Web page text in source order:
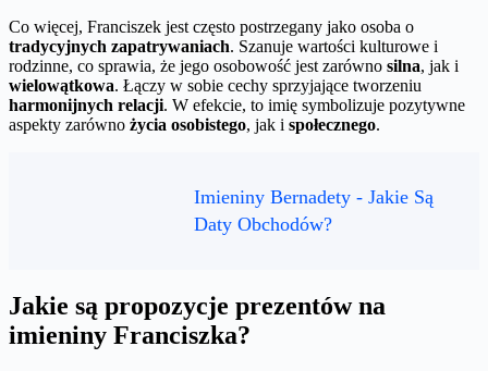
Co więcej, Franciszek jest często postrzegany jako osoba o
tradycyjnych zapatrywaniach. Szanuje wartości kulturowe i
rodzinne, co sprawia, że jego osobowość jest zarówno silna, jak i
wielowątkowa. Łączy w sobie cechy sprzyjające tworzeniu
harmonijnych relacji. W efekcie, to imię symbolizuje pozytywne
aspekty zarówno życia osobistego, jak i społecznego.
Imieniny Bernadety - Jakie Są
Daty Obchodów?
Jakie są propozycje prezentów na
imieniny Franciszka?